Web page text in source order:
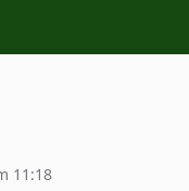
11:18